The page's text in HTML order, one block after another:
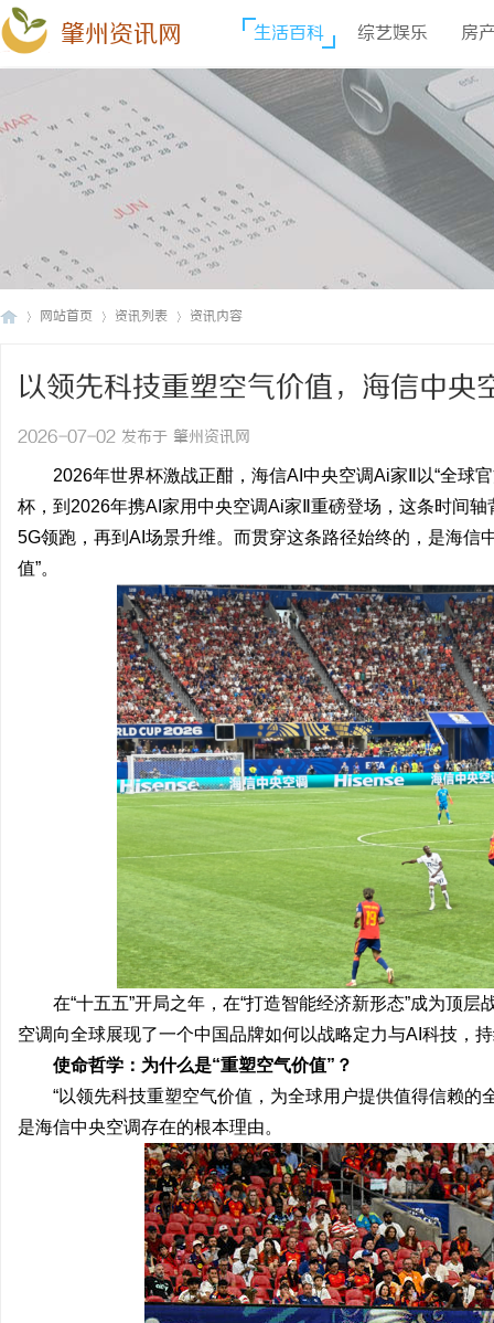
肇州资讯网 生活百科 综艺娱乐 房
网站首页 资讯列表 资讯内容
以领先科技重塑空气价值，海信中
球
2026-07-02 发布于 肇州资讯网
2026年世界杯激战正酣，海信AI中央空调Ai家Ⅱ以“全球
杯，到2026年携AI家用中央空调Ai家Ⅱ重磅登场，这条时间
5G领跑，再到AI场景升维。而贯穿这条路径始终的，是海
值”。
在“十五五”开局之年，在“打造智能经济新形态”成为顶
空调向全球展现了一个中国品牌如何以战略定力与AI科技，
使命哲学：为什么是“重塑空气价值”？
“以领先科技重塑空气价值，为全球用户提供值得信赖
是海信中央空调存在的根本理由。
汉配眼镜 上海配眼镜 深度解析新明珠岩板官
业标杆平台